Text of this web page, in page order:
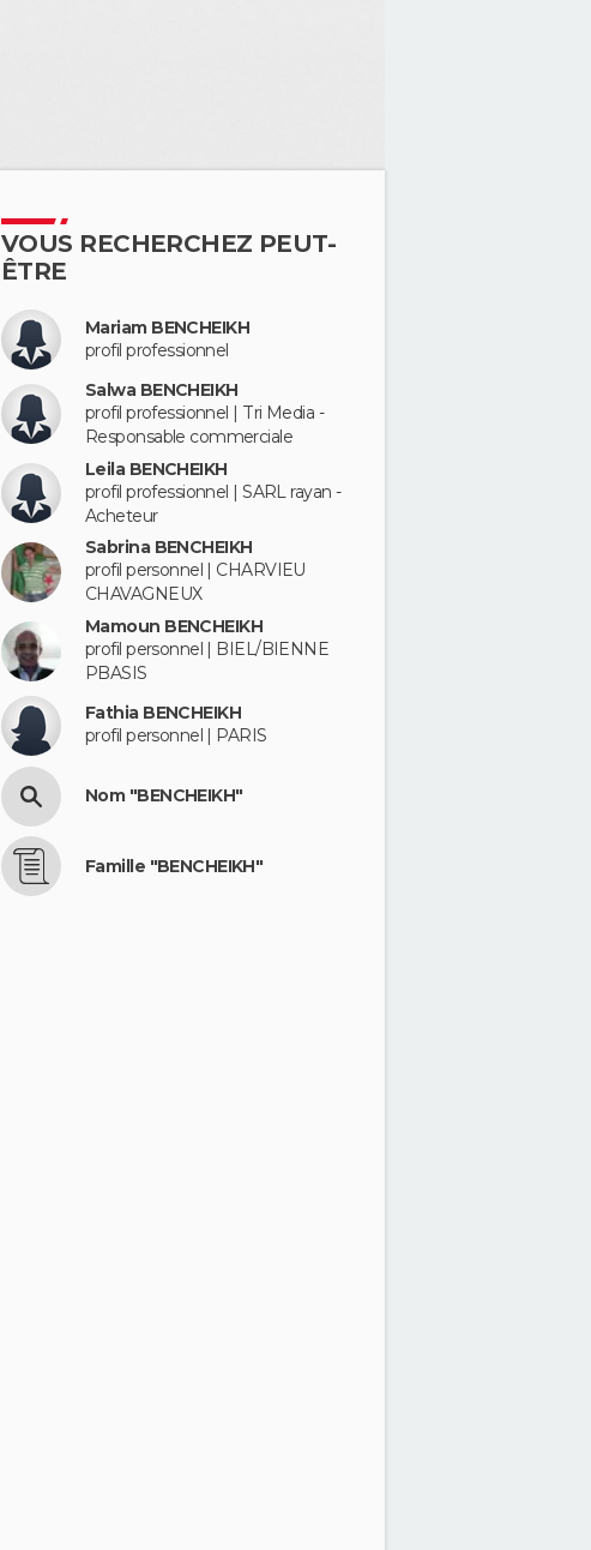
VOUS RECHERCHEZ PEUT-
ÊTRE
Mariam BENCHEIKH
profil professionnel
Salwa BENCHEIKH
profil professionnel | Tri Media -
Responsable commerciale
Leila BENCHEIKH
profil professionnel | SARL rayan -
Acheteur
Sabrina BENCHEIKH
profil personnel | CHARVIEU
CHAVAGNEUX
Mamoun BENCHEIKH
profil personnel | BIEL/BIENNE
PBASIS
Fathia BENCHEIKH
profil personnel | PARIS
Nom "BENCHEIKH"
Famille "BENCHEIKH"